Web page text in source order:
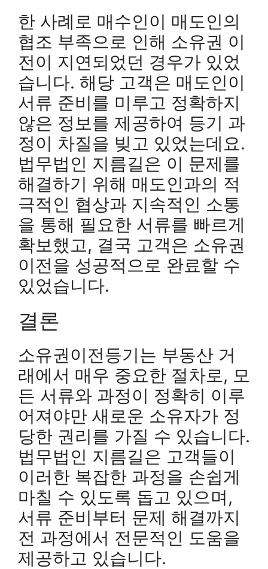
한 사례로 매수인이 매도인의
협조 부족으로 인해 소유권 이
전이 지연되었던 경우가 있었
습니다. 해당 고객은 매도인이
서류 준비를 미루고 정확하지
않은 정보를 제공하여 등기 과
정이 차질을 빚고 있었는데요.
법무법인 지름길은 이 문제를
해결하기 위해 매도인과의 적
극적인 협상과 지속적인 소통
을 통해 필요한 서류를 빠르게
확보했고, 결국 고객은 소유권
이전을 성공적으로 완료할 수
있었습니다.
결론
소유권이전등기는 부동산 거
래에서 매우 중요한 절차로, 모
든 서류와 과정이 정확히 이루
어져야만 새로운 소유자가 정
당한 권리를 가질 수 있습니다.
법무법인 지름길은 고객들이
이러한 복잡한 과정을 손쉽게
마칠 수 있도록 돕고 있으며,
서류 준비부터 문제 해결까지
전 과정에서 전문적인 도움을
제공하고 있습니다.